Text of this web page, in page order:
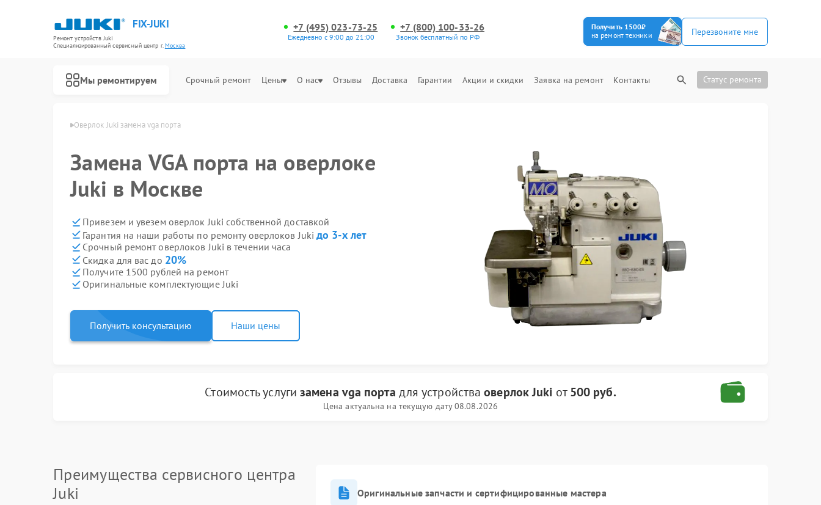
FIX-JUKI
Ремонт устройств Juki
Специализированный cервисный центр г.Москва
+7 (495) 023-73-25
Ежедневно с 9:00 до 21:00
+7 (800) 100-33-26
Звонок бесплатный по РФ
Получить 1500₽
на ремонт техники
Перезвоните мне
Мы ремонтируем Срочный ремонт Цены О нас Отзывы Доставка Гарантии Акции и скидки Заявка на ремонт Контакты Статус ремонта
Оверлок Juki замена vga порта
Замена VGA порта на оверлоке
Juki в Москве
Привезем и увезем оверлок Juki собственной доставкой
Гарантия на наши работы по ремонту оверлоков Juki до 3-х лет
Срочный ремонт оверлоков Juki в течении часа
Скидка для вас до 20%
Получите 1500 рублей на ремонт
Оригинальные комплектующие Juki
Получить консультацию Наши цены
Стоимость услугизамена vga порта для устройстваоверлок Juki от500 руб.
Цена актуальна на текущую дату 08.08.2026
Преимущества сервисного центра
Juki
Оригинальные запчасти и сертифицированные мастера